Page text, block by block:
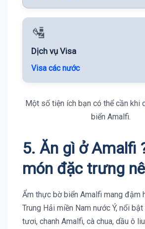
🛂
Dịch vụ Visa
Visa các nước
Một số tiện ích bạn có thể cần khi
biển Amalfi.
5. Ăn gì ởAmalfi
món đặc trưng
Ẩm thực bờ biển Amalfi mang đậm
Trung Hải miền Nam nước Ý, nổi
tươi, chanh Amalfi, cà chua, dầu ô